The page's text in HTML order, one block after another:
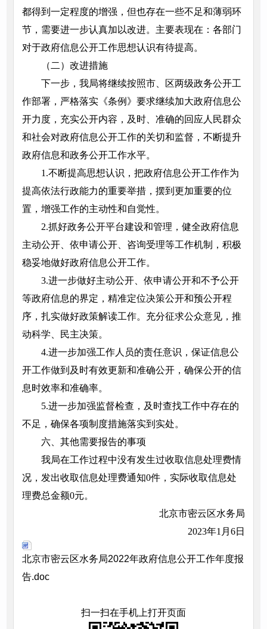
都得到一定程度的增强，但也存在一些不足和薄弱环
节，需要进一步认真加以改进。主要表现在：各部门
对于政府信息公开工作思想认识有待提高。
（二）改进措施
下一步，我局将继续按照市、区两级政务公开工
作部署，严格落实《条例》要求继续加大政府信息公
开力度，充实公开内容，及时、准确的回应人民群众
和社会对政府信息公开工作的关切和监督，不断提升
政府信息和政务公开工作水平。
1.不断提高思想认识，把政府信息公开工作作为
提高依法行政能力的重要举措，摆到更加重要的位
置，增强工作的主动性和自觉性。
2.抓好政务公开平台建设和管理，健全政府信息
主动公开、依申请公开、咨询受理等工作机制，积极
稳妥地做好政府信息公开工作。
3.进一步做好主动公开、依申请公开和不予公开
等政府信息的界定，精准定位决策公开和预公开程
序，扎实做好政策解读工作。充分征求公众意见，推
动科学、民主决策。
4.进一步加强工作人员的责任意识，保证信息公
开工作做到及时有效更新和准确公开，确保公开的信
息时效率和准确率。
5.进一步加强监督检查，及时查找工作中存在的
不足，确保各项制度措施落实到实处。
六、其他需要报告的事项
我局在工作过程中没有发生过收取信息处理费情
况，发出收取信息处理费通知0件，实际收取信息处
理费总金额0元。
北京市密云区水务局
2023年1月6日
北京市密云区水务局2022年政府信息公开工作年度报
告.doc
扫一扫在手机上打开页面